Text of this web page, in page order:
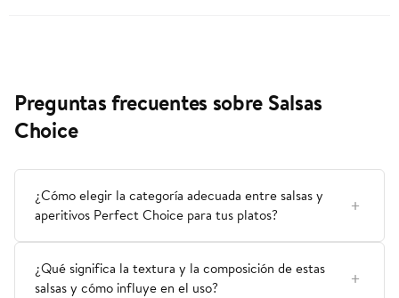
Preguntas frecuentes sobre Salsas
Choice
¿Cómo elegir la categoría adecuada entre salsas y
aperitivos Perfect Choice para tus platos?
¿Qué significa la textura y la composición de estas
salsas y cómo influye en el uso?